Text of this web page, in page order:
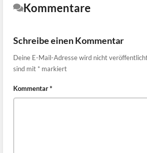
Kommentare
Schreibe einen Kommentar
Deine E-Mail-Adresse wird nicht
sind mit * markiert
Kommentar*